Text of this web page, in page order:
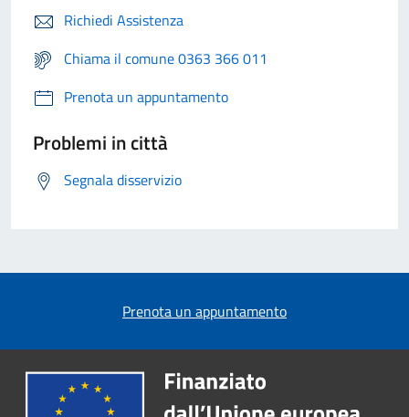
Richiedi Assistenza
Chiama il comune 0363 366 011
Prenota un appuntamento
Problemi in città
Segnala disservizio
Prenota un appuntamento